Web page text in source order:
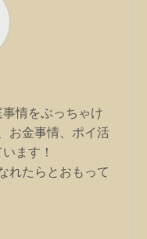
事情をぶっちゃけ
お金事情、ポイ活
ます！
れたらとおもって